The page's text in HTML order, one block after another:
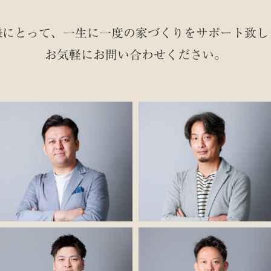
とって、一生に一度の家づくりを サポート致
お気軽にお問い合わせください。